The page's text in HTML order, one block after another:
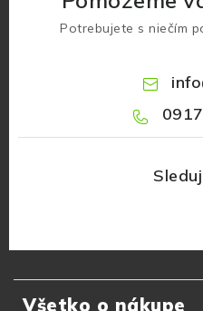
Potrebujete s niečím
info
Všetko o nákupe